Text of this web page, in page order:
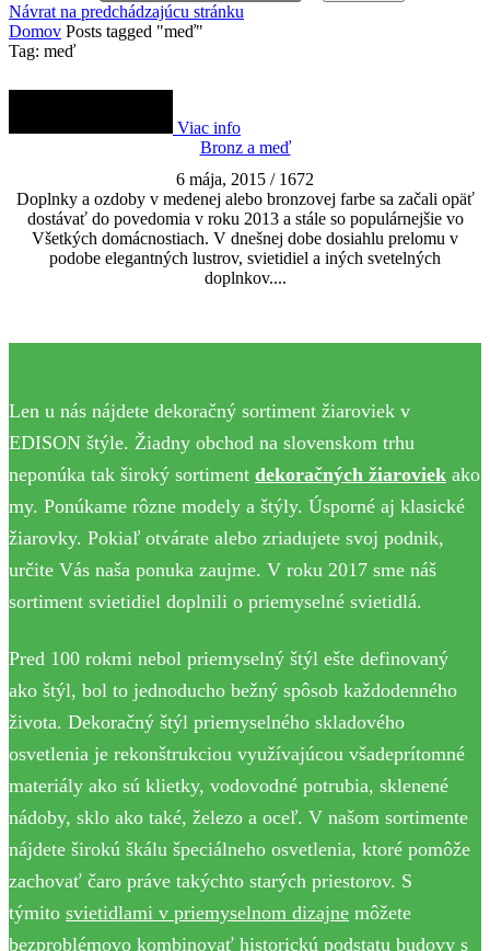
Návrat na predchádzajúcu stránku
Domov Posts tagged "meď"
Tag: meď
Viac info
Bronz a meď
6 mája, 2015 / 1672
Doplnky a ozdoby v medenej alebo bronzovej farbe sa začali opäť
dostávať do povedomia v roku 2013 a stále so populárnejšie vo
Všetkých domácnostiach. V dnešnej dobe dosiahlu prelomu v
podobe elegantných lustrov, svietidiel a iných svetelných
doplnkov....
Len u nás nájdete dekoračný sortiment žiaroviek v
EDISON štýle. Žiadny obchod na slovenskom trhu
neponúka tak široký sortiment dekoračných žiaroviek ako
my. Ponúkame rôzne modely a štýly. Úsporné aj klasické
žiarovky. Pokiaľ otvárate alebo zriadujete svoj podnik,
určite Vás naša ponuka zaujme. V roku 2017 sme náš
sortiment svietidiel doplnili o priemyselné svietidlá.
Pred 100 rokmi nebol priemyselný štýl ešte definovaný
ako štýl, bol to jednoducho bežný spôsob každodenného
života. Dekoračný štýl priemyselného skladového
osvetlenia je rekonštrukciou využívajúcou všadeprítomné
materiály ako sú klietky, vodovodné potrubia, sklenené
nádoby, sklo ako také, železo a oceľ. V našom sortimente
nájdete širokú škálu špeciálneho osvetlenia, ktoré pomôže
zachovať čaro práve takýchto starých priestorov. S
týmito svietidlami v priemyselnom dizajne môžete
bezproblémovo kombinovať historickú podstatu budovy s